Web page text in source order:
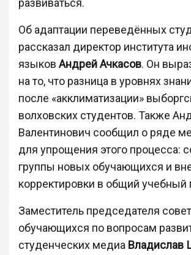
развиваться.
Об адаптации переведённых
рассказал директор института
языков Андрей Ачкасов. Он
на то, что разница в уровнях
после «акклиматизации»
волховских студентов. Также
Валентинович сообщил о ряде
для упрощения этого процесса:
группы новых обучающихся и
корректировки в общий учебный
Заместитель председателя
обучающихся по вопросам
студенческих медиа Владислав